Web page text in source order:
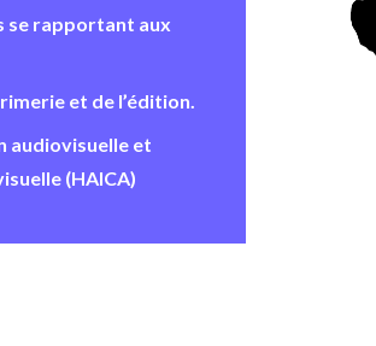
se rapportant aux
et de l’édition.
audiovisuelle et
(HAICA)